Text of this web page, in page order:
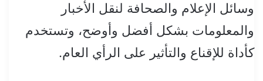
وسائل الإعلام والصحافة لنقل الأخبار
والمعلومات بشكل أفضل وأوضح، وتستخدم
كأداة للإقناع والتأثير على الرأي العام.